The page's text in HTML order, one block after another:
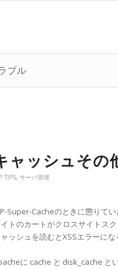
ブル
ャッシュその
TIPS, サーバ管理
Super-Cacheのときに懲りて
トのカートがクロスサイトス
ッシュを読むとXSSエラーに
に cache と disk_cache と